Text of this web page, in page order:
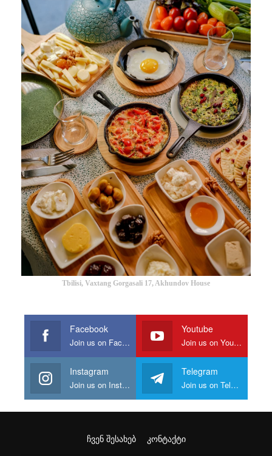
Tbilisi, Vaxtang Gorgasali 17, Akhundov House
Facebook
Join us on Facebook
Youtube
Join us on Youtube
Instagram
Join us on Instagram
Telegram
Join us on Telegram
ᲩᲕᲔᲜ ᲨᲔᲡᲐᲮᲔᲑ ᲙᲝᲜᲢᲐᲥᲢᲘ